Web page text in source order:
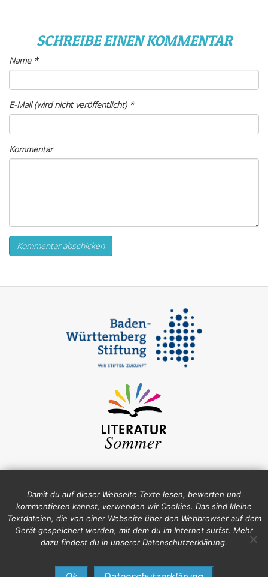
SCHREIBE EINEN KOMMENTAR
Name*
E-Mail (wird nicht veröffentlicht)*
Kommentar
Impressum
Datenschutz
Damit du auf dieser Webseite Texte lesen, bewerten und
kommentieren kannst, verwenden wir Cookies. Das sind kleine
Textdateien, die von einer Webseite über den Webbrowser auf dem
Gerät gespeichert werden, mit dem du im Internet surfst. Mehr
dazu findest du in unserer Datenschutzerklärung.